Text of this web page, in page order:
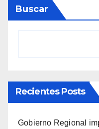
Buscar
Recientes Posts
Gobierno Regional